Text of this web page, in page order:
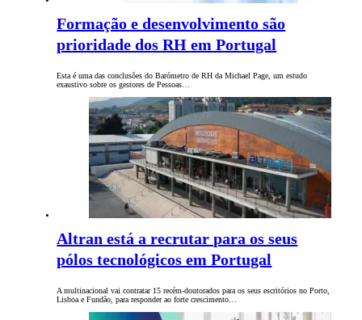
Formação e desenvolvimento são
prioridade dos RH em Portugal
Esta é uma das conclusões do Barómetro de RH da Michael Page, um estudo
exaustivo sobre os gestores de Pessoas…
Altran está a recrutar para os seus
pólos tecnológicos em Portugal
A multinacional vai contratar 15 recém-doutorados para os seus escritórios no Porto,
Lisboa e Fundão, para responder ao forte crescimento…